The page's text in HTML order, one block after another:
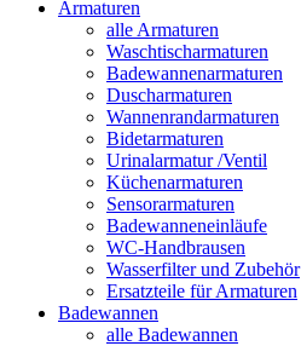
Armaturen
alle Armaturen
Waschtischarmaturen
Badewannenarmaturen
Duscharmaturen
Wannenrandarmaturen
Bidetarmaturen
Urinalarmatur /Ventil
Küchenarmaturen
Sensorarmaturen
Badewanneneinläufe
WC-Handbrausen
Wasserfilter und Zubehör
Ersatzteile für Armaturen
Badewannen
alle Badewannen